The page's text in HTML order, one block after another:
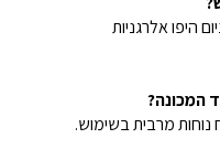
היפו אלרגניות
המכונה?
מרבית בשימוש.